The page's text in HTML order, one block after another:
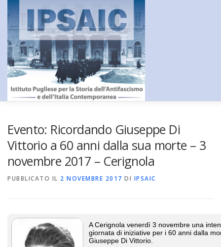
Passa
CENTRO DOCUMENTAZIONE AMMINISTRAZIONE
Evento: Ricordando Giuseppe Di
Vittorio a 60 anni dalla sua morte – 3
novembre 2017 – Cerignola
PUBBLICATO IL 2 NOVEMBRE 2017 DI IPSAIC
A Cerignola venerdì 3 novembre una
giornata di iniziative per i 60 anni dalla
Giuseppe Di Vittorio.